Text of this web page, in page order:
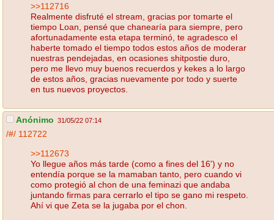
>>112716
Realmente disfruté el stream, gracias por tomarte el
tiempo Loan, pensé que chanearía para siempre, pero
afortunadamente esta etapa terminó, te agradesco el
haberte tomado el tiempo todos estos años de moderar
nuestras pendejadas, en ocasiones shitpostie duro,
pero me llevo muy buenos recuerdos y kekes a lo largo
de estos años, gracias nuevamente por todo y suerte
en tus nuevos proyectos.
Anónimo 31/05/22 07:14
/#/ 112722
>>112673
Yo llegue años más tarde (como a fines del 16') y no
entendía porque se la mamaban tanto, pero cuando vi
como protegió al chon de una feminazi que andaba
juntando firmas para cerrarlo el tipo se gano mi respeto.
Ahí vi que Zeta se la jugaba por el chon.